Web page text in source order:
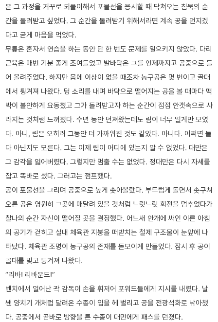
은 그 과정을 거꾸로 되풀이해서 포물선을 응시할 때 닥쳐오는 침묵의 순
간을 돌려받고 싶었다. 그 순간을 돌려받기 위해서라면 계속 공을 던지겠
다고 굳게 마음을 먹었다.
무릎은 혼자서 연습을 하는 동안 단 한 번도 문제를 일으키지 않았다. 다리
근육은 매번 기분 좋게 조여들었고 발바닥은 그를 언제까지고 공중으로 들
어 올려주었다. 하지만 몸에 이상이 없을 때조차 농구공은 몇 번이고 골대
에서 튕겨져 나왔다. 텅 소리를 내며 바닥으로 떨어지는 공을 볼 때마다 맥
박이 불안하게 요동쳤고 그가 돌려받고자 하는 순간이 점점 안갯속으로 사
라지는 것처럼 느껴졌다. 수년 동안 던져왔는데도 림이 너무 멀게만 보였
다. 아니, 림은 오히려 그동안 더 가까워진 것도 같았다. 아니다. 어쩌면 둘
다 아닌지도 모른다. 그는 이제 림이 어디에 있는지 알 수 없었다. 대만은
그 감각을 잃어버렸다. 그렇지만 멈출 수는 없었다. 정대만은 다시 자세를
잡고 똑바로 섰다. 그러고는 점프했다.
공이 포물선을 그리며 공중으로 높게 솟아올랐다. 부드럽게 돌면서 솟구쳐
오른 공은 영원히 그곳에 매달려 있을 것처럼 느릿느릿 회전을 멈추었다가
찰나의 순간 자신이 떨어질 곳을 결정했다. 어느새 안개에 싸인 이른 아침
의 공기가 걷히고 실내 체육관 지붕을 떠받치는 철제 구조물이 눈앞에 나
타났다. 체육관 조명이 농구공의 존재를 돋보이게 만들었다. 잠시 후 공이
골대를 맞고 퉁겨져 나왔다.
“리바! 리바운드!”
벤치에서 일어난 곽 감독이 손을 휘저어 포워드들에게 지시를 내렸다. 날
쌘 양치기 개처럼 달려온 수종이 입을 헤 벌리고 공을 전광석화로 낚아챘
다. 공중에서 곧바로 방향을 튼 수종이 대만에게 패스를 던졌다.